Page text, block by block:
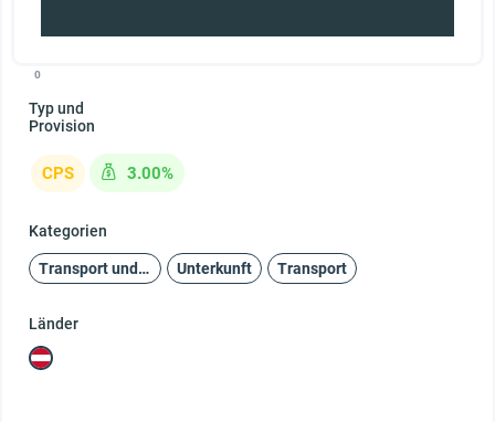
0
Typ und
Provision
CPS 3.00%
Kategorien
Transport und Reisen Unterkunft Transport
Länder